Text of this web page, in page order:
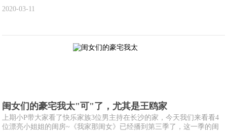
2020-03-11
闺女们的豪宅我太"可"了，尤其是王鸥家
上期小P带大家看了快乐家族3位男主持在长沙的家，今天我们来看看4
位漂亮小姐姐的闺房~《我家那闺女》已经播到第三季了，这一季的闺